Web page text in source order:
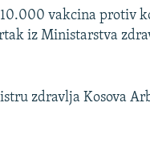
10.000 vakcina protiv
iz Ministarstva
zdravlja Kosova